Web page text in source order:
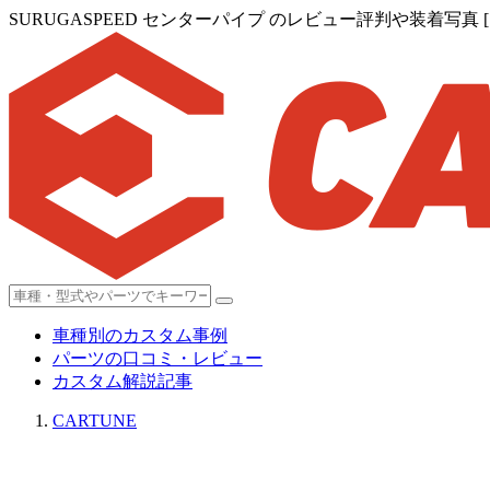
SURUGASPEED センターパイプ のレビュー評判や装着写真
車種別のカスタム事例
パーツの口コミ・レビュー
カスタム解説記事
CARTUNE